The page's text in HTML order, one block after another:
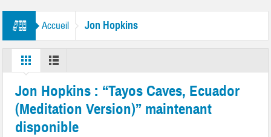
Accueil Jon Hopkins
Jon Hopkins : “Tayos Caves, Ecuador
(Meditation Version)” maintenant
disponible